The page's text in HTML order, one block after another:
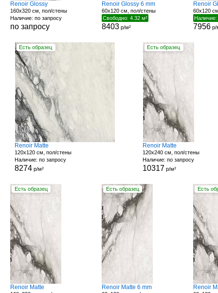
Renoir Glossy
160x320 см, пол/стены
Наличие: по запросу
по запросу
Renoir Glossy 6 mm
60x120 см, пол/стены
Свободно: 4.32 м²
8403 р/м²
Renoir
60x120
7956 р/
Есть образец
Renoir Matte
120x120 см, пол/стены
Наличие: по запросу
8274 р/м²
Есть образец
Renoir Matte
120x240 см, пол/стены
Наличие: по запросу
10317 р/м²
Есть образец
Renoir Matte
Есть образец
Renoir Matte 6 mm
Есть
Renoir